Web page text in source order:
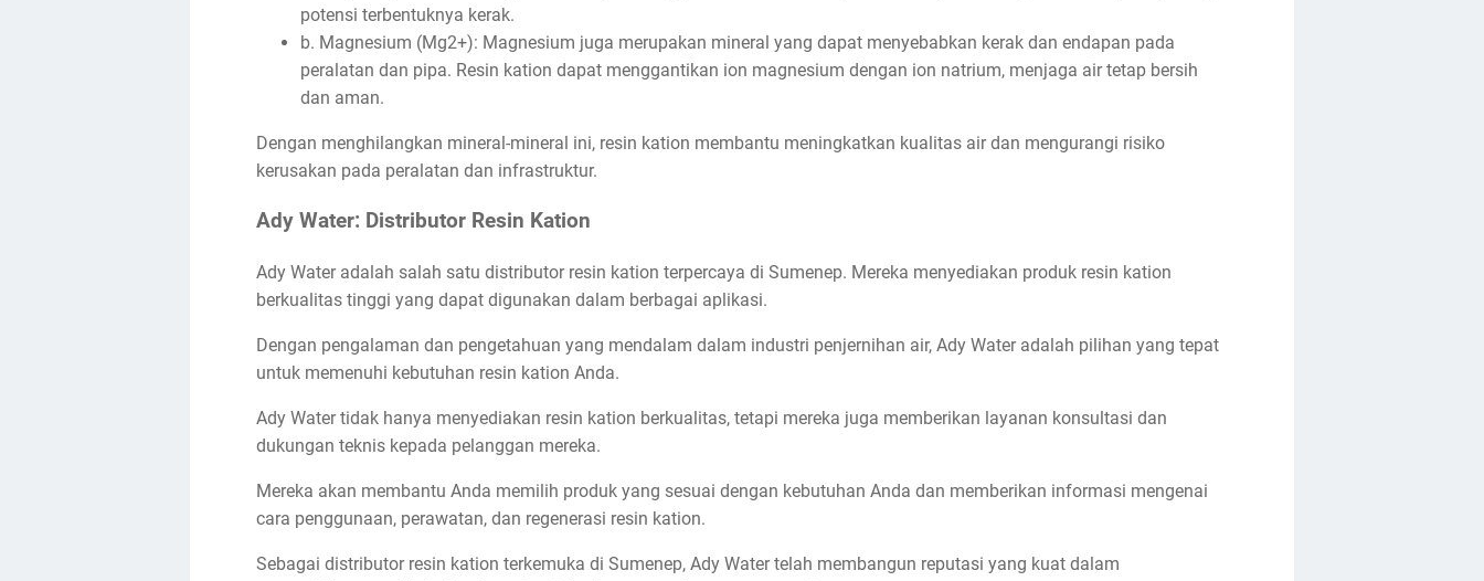
potensi terbentuknya kerak.
b. Magnesium (Mg2+): Magnesium juga merupakan mineral yang dapat menyebabkan kerak dan endapan pada
peralatan dan pipa. Resin kation dapat menggantikan ion magnesium dengan ion natrium, menjaga air tetap bersih
dan aman.
Dengan menghilangkan mineral-mineral ini, resin kation membantu meningkatkan kualitas air dan mengurangi risiko
kerusakan pada peralatan dan infrastruktur.
Ady Water: Distributor Resin Kation
Ady Water adalah salah satu distributor resin kation terpercaya di Sumenep. Mereka menyediakan produk resin kation
berkualitas tinggi yang dapat digunakan dalam berbagai aplikasi.
Dengan pengalaman dan pengetahuan yang mendalam dalam industri penjernihan air, Ady Water adalah pilihan yang tepat
untuk memenuhi kebutuhan resin kation Anda.
Ady Water tidak hanya menyediakan resin kation berkualitas, tetapi mereka juga memberikan layanan konsultasi dan
dukungan teknis kepada pelanggan mereka.
Mereka akan membantu Anda memilih produk yang sesuai dengan kebutuhan Anda dan memberikan informasi mengenai
cara penggunaan, perawatan, dan regenerasi resin kation.
Sebagai distributor resin kation terkemuka di Sumenep, Ady Water telah membangun reputasi yang kuat dalam